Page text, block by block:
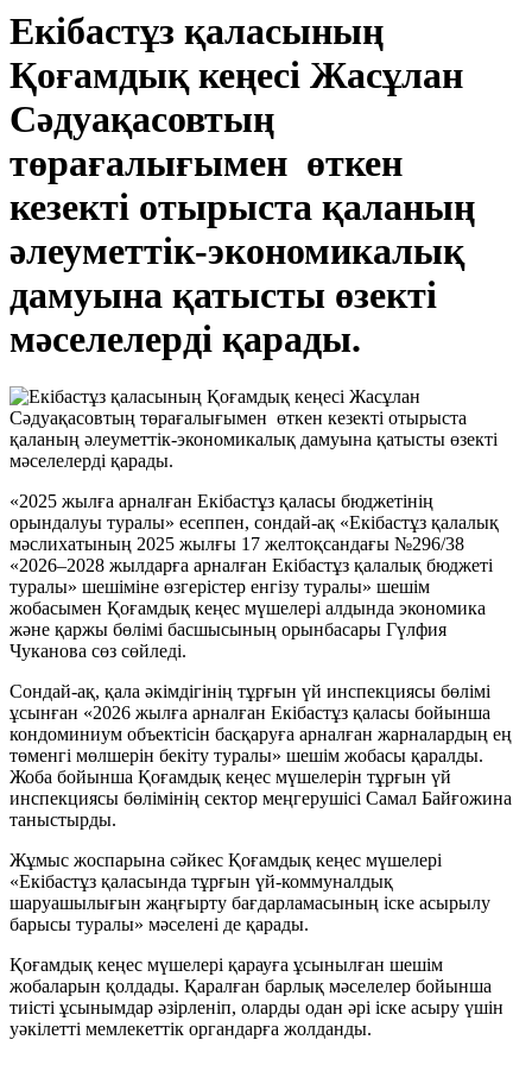
Екібастұз қаласының
Қоғамдық кеңесі Жасұлан
Сәдуақасовтың
төрағалығымен өткен
кезекті отырыста қаланың
әлеуметтік-экономикалық
дамуына қатысты өзекті
мәселелерді қарады.
«2025 жылға арналған Екібастұз қаласы бюджетінің
орындалуы туралы» есеппен, сондай-ақ «Екібастұз қалалық
мәслихатының 2025 жылғы 17 желтоқсандағы №296/38
«2026–2028 жылдарға арналған Екібастұз қалалық бюджеті
туралы» шешіміне өзгерістер енгізу туралы» шешім
жобасымен Қоғамдық кеңес мүшелері алдында экономика
және қаржы бөлімі басшысының орынбасары Гүлфия
Чуканова сөз сөйледі.
Сондай-ақ, қала әкімдігінің тұрғын үй инспекциясы бөлімі
ұсынған «2026 жылға арналған Екібастұз қаласы бойынша
кондоминиум объектісін басқаруға арналған жарналардың ең
төменгі мөлшерін бекіту туралы» шешім жобасы қаралды.
Жоба бойынша Қоғамдық кеңес мүшелерін тұрғын үй
инспекциясы бөлімінің сектор меңгерушісі Самал Байғожина
таныстырды.
Жұмыс жоспарына сәйкес Қоғамдық кеңес мүшелері
«Екібастұз қаласында тұрғын үй-коммуналдық
шаруашылығын жаңғырту бағдарламасының іске асырылу
барысы туралы» мәселені де қарады.
Қоғамдық кеңес мүшелері қарауға ұсынылған шешім
жобаларын қолдады. Қаралған барлық мәселелер бойынша
тиісті ұсынымдар әзірленіп, оларды одан әрі іске асыру үшін
уәкілетті мемлекеттік органдарға жолданды.